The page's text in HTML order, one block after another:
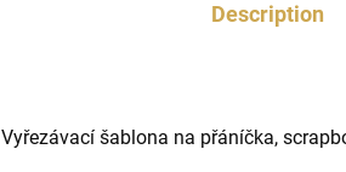
Description
Vyřezávací šablona na přáníčka,